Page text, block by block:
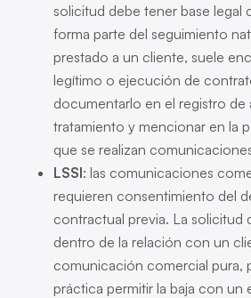
solicitud debe tener base legal
forma parte del seguimiento
prestado a un cliente, suele
legítimo o ejecución de
documentarlo en el registro de
tratamiento y mencionar en la
que se realizan
LSSI: las comunicaciones
requieren consentimiento del
contractual previa. La solicitud
dentro de la relación con un
comunicación comercial pura,
práctica permitir la baja con un